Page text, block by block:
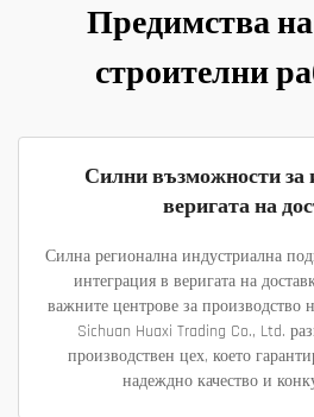
Предимства
строителни
Силни възможности за
веригата на
Силна регионална индустриална
интеграция в веригата на
важните центрове за производство
Sichuan Huaxi Trading Co., Ltd.
производствен цех, което
надеждно качество и